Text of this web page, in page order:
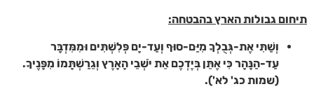
תיחום גבולות הארץ בהבטחה:
וְשַׁתִּי אֶת-גְּבֻלְךָ מִיַּם-סוּף וְעַד-יָם פְּלִשְׁתִּים וּמִמִּדְבָּר
עַד-הַנָּהָר כִּי אֶתֵּן בְּיֶדְכֶם אֵת יֹשְׁבֵי הָאָרֶץ וְגֵרַשְׁתָּמוֹ מִפָּנֶיךָ.
(שמות כג' לא').